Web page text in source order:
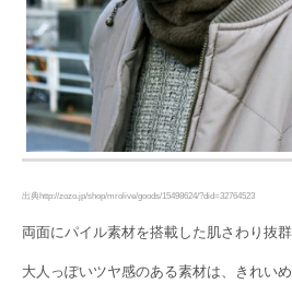
出典http://zozo.jp/shop/mrolive/goods/15498624/?did=32764523
両面にパイル素材を搭載した肌さわり抜
大人っぽいツヤ感のある素材は、きれい